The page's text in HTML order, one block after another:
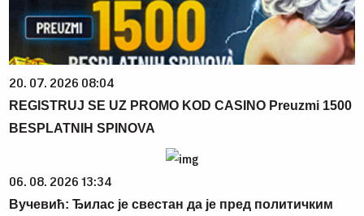
20. 07. 2026 08:04
REGISTRUJ SE UZ PROMO KOD CASINO Preuzmi 1500
BESPLATNIH SPINOVA
06. 08. 2026 13:34
Вучевић: Ђилас је свестан да је пред политичким